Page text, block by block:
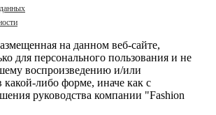
на данном веб-сайте,
для персонального пользования и не
воспроизведению и/или
какой-либо форме, иначе как с
руководства компании "Fashion